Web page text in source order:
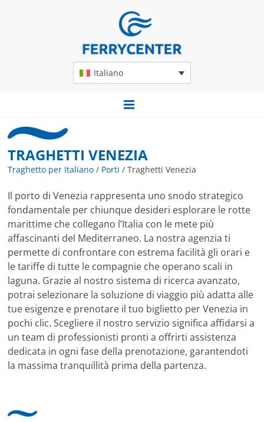
Italiano
TRAGHETTI VENEZIA
Traghetto per Italiano / Porti /Traghetti Venezia
Il porto di Venezia rappresenta uno snodo strategico
fondamentale per chiunque desideri esplorare le rotte
marittime che collegano l’Italia con le mete più
affascinanti del Mediterraneo. La nostra agenzia ti
permette di confrontare con estrema facilità gli orari e
le tariffe di tutte le compagnie che operano scali in
laguna. Grazie al nostro sistema di ricerca avanzato,
potrai selezionare la soluzione di viaggio più adatta alle
tue esigenze e prenotare il tuo biglietto per Venezia in
pochi clic. Scegliere il nostro servizio significa affidarsi a
un team di professionisti pronti a offrirti assistenza
dedicata in ogni fase della prenotazione, garantendoti
la massima tranquillità prima della partenza.